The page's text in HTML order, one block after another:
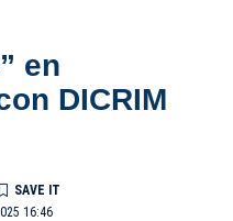
en
DICRIM
16:46